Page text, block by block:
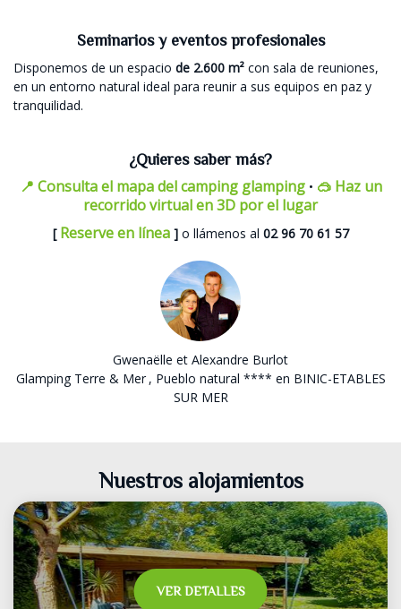
Seminarios y eventos profesionales
Disponemos de un espacio de 2.600 m² con sala de reuniones,
en un entorno natural ideal para reunir a sus equipos en paz y
tranquilidad.
¿Quieres saber más?
📍 Consulta el mapa del camping glamping• 🥽 Haz un
recorrido virtual en 3D por el lugar
[ Reserve en línea ]o llámenos al 02 96 70 61 57
Gwenaëlle et Alexandre Burlot
Glamping Terre & Mer , Pueblo natural **** en BINIC-ETABLES
SUR MER
Nuestros alojamientos
VER DETALLES